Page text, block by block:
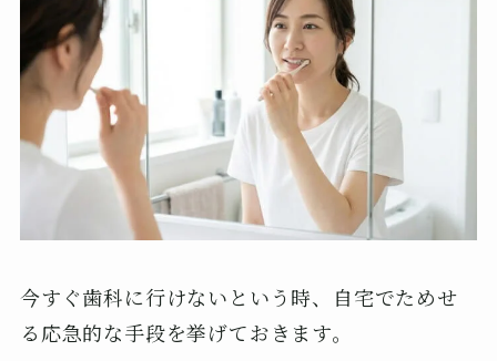
今すぐ歯科に行けないという時、自宅でためせ
る応急的な手段を挙げておきます。